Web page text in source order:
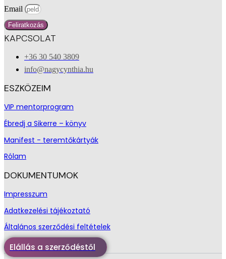
Email
Feliratkozás
KAPCSOLAT
+36 30 540 3809
info@nagycynthia.hu
ESZKÖZEIM
VIP mentorprogram
Ébredj a Sikerre – könyv
Manifest - teremtőkártyák
Rólam
DOKUMENTUMOK
Impresszum
Adatkezelési tájékoztató
Általános szerződési feltételek
Elállás a szerződéstől